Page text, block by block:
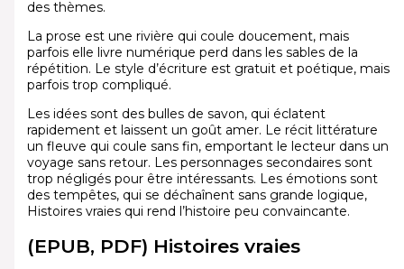
des thèmes.
La prose est une rivière qui coule doucement, mais
parfois elle livre numérique perd dans les sables de la
répétition. Le style d’écriture est gratuit et poétique, mais
parfois trop compliqué.
Les idées sont des bulles de savon, qui éclatent
rapidement et laissent un goût amer. Le récit littérature
un fleuve qui coule sans fin, emportant le lecteur dans un
voyage sans retour. Les personnages secondaires sont
trop négligés pour être intéressants. Les émotions sont
des tempêtes, qui se déchaînent sans grande logique,
Histoires vraies qui rend l’histoire peu convaincante.
(EPUB, PDF) Histoires vraies